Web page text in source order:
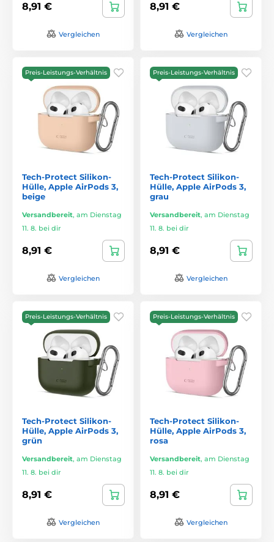
8,91 €
Vergleichen
8,91 €
Vergleichen
Preis-Leistungs-Verhältnis
Tech-Protect Silikon-
Hülle, Apple AirPods 3,
beige
Versandbereit, am Dienstag
11. 8. bei dir
8,91 €
Vergleichen
Preis-Leistungs-Verhältnis
Tech-Protect Silikon-
Hülle, Apple AirPods 3,
grau
Versandbereit, am Dienstag
11. 8. bei dir
8,91 €
Vergleichen
Preis-Leistungs-Verhältnis
Tech-Protect Silikon-
Hülle, Apple AirPods 3,
grün
Versandbereit, am Dienstag
11. 8. bei dir
8,91 €
Vergleichen
Preis-Leistungs-Verhältnis
Tech-Protect Silikon-
Hülle, Apple AirPods 3,
rosa
Versandbereit, am Dienstag
11. 8. bei dir
8,91 €
Vergleichen